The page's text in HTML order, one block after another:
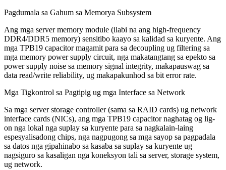
Pagdumala sa Gahum sa Memorya Subsystem
Ang mga server memory module (ilabi na ang high-frequency
DDR4/DDR5 memory) sensitibo kaayo sa kalidad sa kuryente. Ang
mga TPB19 capacitor magamit para sa decoupling ug filtering sa
mga memory power supply circuit, nga makatangtang sa epekto sa
power supply noise sa memory signal integrity, makapauswag sa
data read/write reliability, ug makapakunhod sa bit error rate.
Mga Tigkontrol sa Pagtipig ug mga Interface sa Network
Sa mga server storage controller (sama sa RAID cards) ug network
interface cards (NICs), ang mga TPB19 capacitor naghatag og lig-
on nga lokal nga suplay sa kuryente para sa nagkalain-laing
espesyalisadong chips, nga nagpugong sa mga sayop sa pagpadala
sa datos nga gipahinabo sa kasaba sa suplay sa kuryente ug
nagsiguro sa kasaligan nga koneksyon tali sa server, storage system,
ug network.